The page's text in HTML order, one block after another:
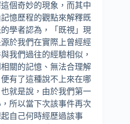
個奇妙的現象，而其中
憶歷程的觀點來解釋既
學者認為，「既視」現
於我們在實際上曾經經
我們過往的經驗相似，
關的記憶、無法合理解
有了這種說不上來在哪
就是說，由於我們第一
所以當下次該事件再次
自己何時經歷過該事